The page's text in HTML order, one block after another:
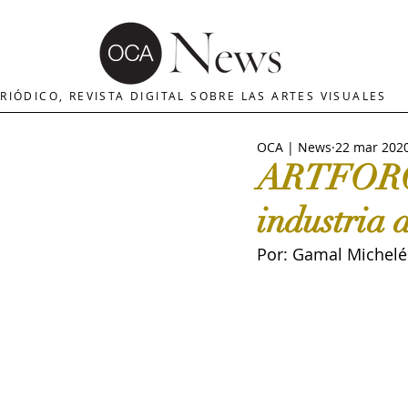
MERCADO DE ARTE
The Art Newspaper Crítica
industria
OCA | News 22 mar
Por: Gamal
REVISTA DIGITAL SOBRE LAS ARTES VISUALES